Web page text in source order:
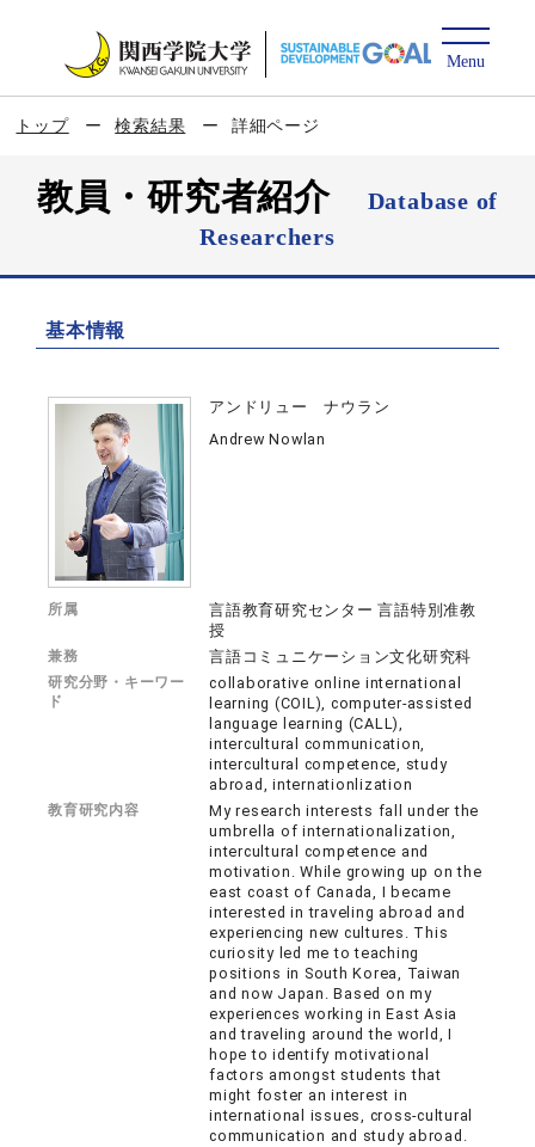
トップ 検索結果 詳細ページ
教員・研究者紹介
Database of
Researchers
基本情報
アンドリュー ナウラン
Andrew Nowlan
所属
言語教育研究センター 言語特別准教
授
兼務 言語コミュニケーション文化研究科
研究分野・キーワー
ド
collaborative online international
learning (COIL), computer-assisted
language learning (CALL),
intercultural communication,
intercultural competence, study
abroad, internationlization
教育研究内容
My research interests fall under the
umbrella of internationalization,
intercultural competence and
motivation. While growing up on the
east coast of Canada, I became
interested in traveling abroad and
experiencing new cultures. This
curiosity led me to teaching
positions in South Korea, Taiwan
and now Japan. Based on my
experiences working in East Asia
and traveling around the world, I
hope to identify motivational
factors amongst students that
might foster an interest in
international issues, cross-cultural
communication and study abroad.